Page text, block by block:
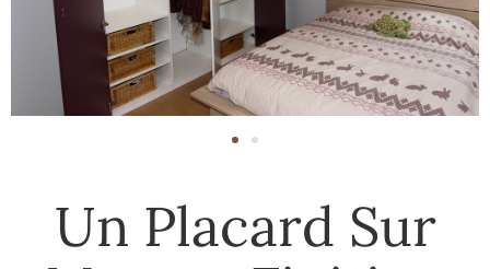
Un Placard Sur